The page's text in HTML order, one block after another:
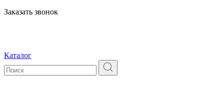
Заказать звонок
Каталог